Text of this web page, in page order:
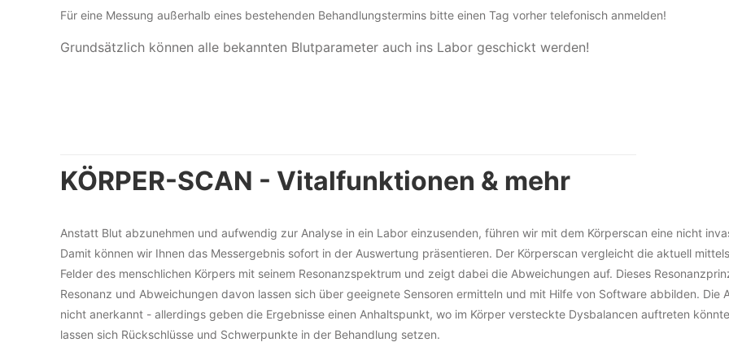
Für eine Messung außerhalb eines bestehenden Behandlungstermins bitte einen Tag vorher telefonisch anmelden!
Grundsätzlich können alle bekannten Blutparameter auch ins Labor geschickt werden!
KÖRPER-SCAN - Vitalfunktionen & mehr
Anstatt Blut abzunehmen und aufwendig zur Analyse in ein Labor einzusenden, führen wir mit dem Körperscan eine nicht
Damit können wir Ihnen das Messergebnis sofort in der Auswertung präsentieren. Der Körperscan vergleicht die aktuell
Felder des menschlichen Körpers mit seinem Resonanzspektrum und zeigt dabei die Abweichungen auf. Dieses
Resonanz und Abweichungen davon lassen sich über geeignete Sensoren ermitteln und mit Hilfe von Software abbilden.
nicht anerkannt - allerdings geben die Ergebnisse einen Anhaltspunkt, wo im Körper versteckte Dysbalancen auftreten
lassen sich Rückschlüsse und Schwerpunkte in der Behandlung setzen.